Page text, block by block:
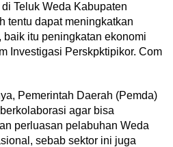
Teluk Weda Kabupaten
tentu dapat meningkatkan
itu peningkatan ekonomi
Investigasi Perskpktipikor. Com
Pemerintah Daerah (Pemda)
agar bisa
perluasan pelabuhan Weda
sebab sektor ini juga